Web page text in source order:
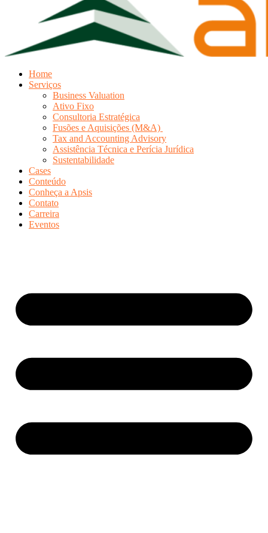
Home
Serviços
Business Valuation
Ativo Fixo
Consultoria Estratégica
Fusões e Aquisições (M&A)
Tax and Accounting Advisory
Assistência Técnica e Perícia Jurídica
Sustentabilidade
Cases
Conteúdo
Conheça a Apsis
Contato
Carreira
Eventos